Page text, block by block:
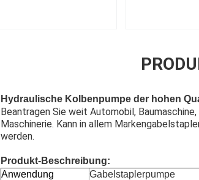
Hydraulische Kolbenpumpe der hohen
Beantragen Sie weit Automobil,
Maschinerie. Kann in allem
werden.
Produkt-Beschreibung:
Anwendung
Gabelstaplerpumpe